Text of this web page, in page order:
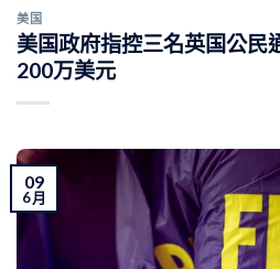
美国
美国政府指控三名英国公民
200万美元
09
6 月